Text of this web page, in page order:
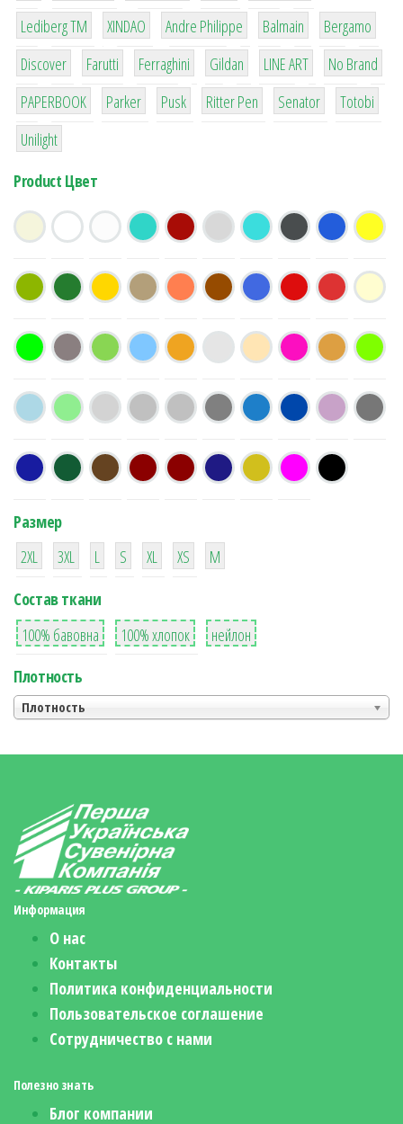
3
Lediberg ТМ
3
XINDAO
1
Andre Philippe
4
Balmain
26
Bergamo
64
Discover
299
Farutti
4
Ferraghini
42
Gildan
4
LINE ART
90
No Brand
8
PAPERBOOK
6
Parker
2
Pusk
22
Ritter Pen
15
Senator
43
Totobi
1
Unilight
Product Цвет
Размер
38
2XL
16
3XL
42
L
42
S
42
XL XS
М
Состав ткани
8
100% бавовна
36
100% хлопок
2
нейлон
Плотность
Плотность
Информация
О нас
Контакты
Политика конфиденциальности
Пользовательское соглашение
Сотрудничество с нами
Полезно знать
Блог компании